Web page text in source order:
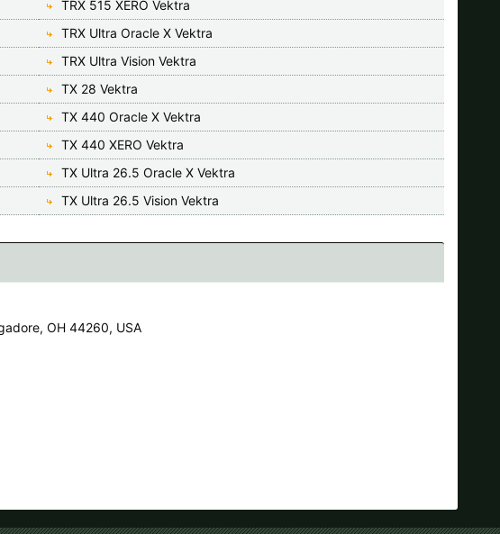
TRX 515 XERO Vektra
TRX Ultra Oracle X Vektra
TRX Ultra Vision Vektra
TX 28 Vektra
TX 440 Oracle X Vektra
TX 440 XERO Vektra
TX Ultra 26.5 Oracle X Vektra
TX Ultra 26.5 Vision Vektra
OH 44260, USA